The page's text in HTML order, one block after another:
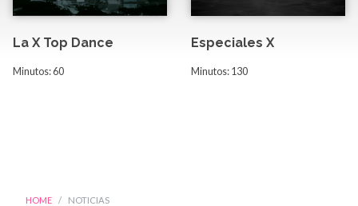
La X Top Dance
Minutos: 60
Especiales X
Minutos: 130
HOME NOTICIAS